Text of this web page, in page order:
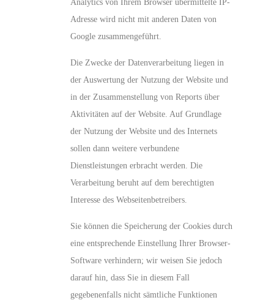
Analytics von Ihrem Browser übermittelte IP-
Adresse wird nicht mit anderen Daten von
Google zusammengeführt.
Die Zwecke der Datenverarbeitung liegen in
der Auswertung der Nutzung der Website und
in der Zusammenstellung von Reports über
Aktivitäten auf der Website. Auf Grundlage
der Nutzung der Website und des Internets
sollen dann weitere verbundene
Dienstleistungen erbracht werden. Die
Verarbeitung beruht auf dem berechtigten
Interesse des Webseitenbetreibers.
Sie können die Speicherung der Cookies durch
eine entsprechende Einstellung Ihrer Browser-
Software verhindern; wir weisen Sie jedoch
darauf hin, dass Sie in diesem Fall
gegebenenfalls nicht sämtliche Funktionen